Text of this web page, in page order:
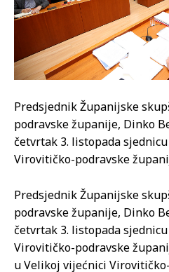
Predsjednik Županijske
podravske županije, Dinko
četvrtak 3. listopada
Virovitičko-podravske
Predsjednik Županijske
podravske županije, Dinko
četvrtak 3. listopada
Virovitičko-podravske
u Velikoj vijećnici